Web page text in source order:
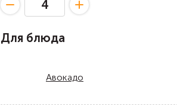
Для блюда
Авокадо